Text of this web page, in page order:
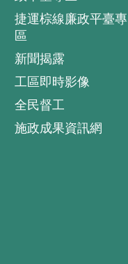
捷運棕線廉政平臺專
區
新聞揭露
工區即時影像
全民督工
施政成果資訊網